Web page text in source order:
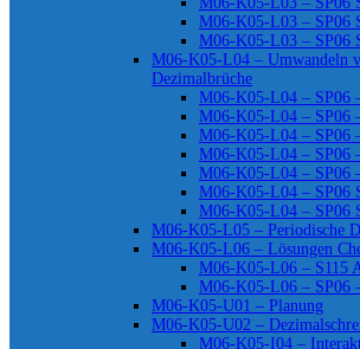
M06-K05-L03 – SP06
M06-K05-L03 – SP06
M06-K05-L04 – Umwandeln
Dezimalbrüche
M06-K05-L04 – SP06
M06-K05-L04 – SP06
M06-K05-L04 – SP06
M06-K05-L04 – SP06
M06-K05-L04 – SP06
M06-K05-L04 – SP06
M06-K05-L04 – SP06
M06-K05-L05 – Periodische
M06-K05-L06 – Lösungen
M06-K05-L06 – S115
M06-K05-L06 – SP06
M06-K05-U01 – Planung
M06-K05-U02 –
M06-K05-I04 –